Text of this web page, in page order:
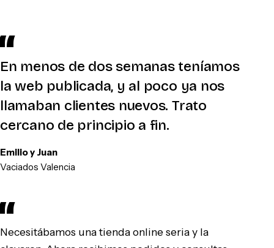
En menos de dos semanas teníamos
la web publicada, y al poco ya nos
llamaban clientes nuevos. Trato
cercano de principio a fin.
Emilio y Juan
Vaciados Valencia
Necesitábamos una tienda online seria y la